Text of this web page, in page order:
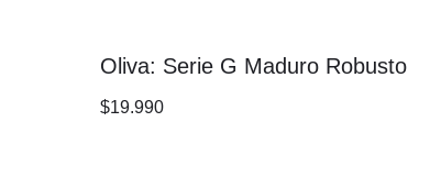
Oliva: Serie G Maduro Robusto
$19.990